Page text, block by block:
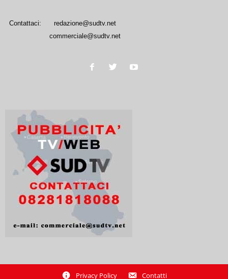
Contattaci:
redazione@sudtv.net
commerciale@sudtv.net
Privacy Policy Contatti